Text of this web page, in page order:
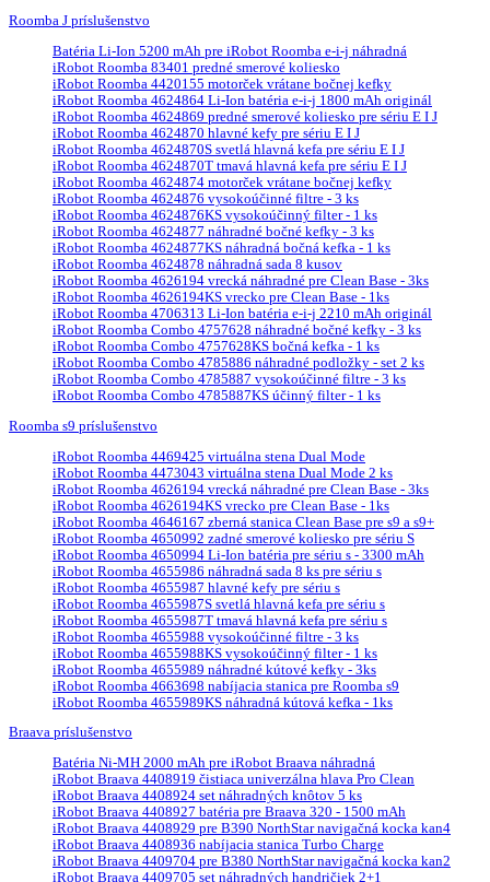
Roomba J príslušenstvo
Batéria Li-Ion 5200 mAh pre iRobot Roomba e-i-j náhradná
iRobot Roomba 83401 predné smerové koliesko
iRobot Roomba 4420155 motorček vrátane bočnej kefky
iRobot Roomba 4624864 Li-Ion batéria e-i-j 1800 mAh originál
iRobot Roomba 4624869 predné smerové koliesko pre sériu E I J
iRobot Roomba 4624870 hlavné kefy pre sériu E I J
iRobot Roomba 4624870S svetlá hlavná kefa pre sériu E I J
iRobot Roomba 4624870T tmavá hlavná kefa pre sériu E I J
iRobot Roomba 4624874 motorček vrátane bočnej kefky
iRobot Roomba 4624876 vysokoúčinné filtre - 3 ks
iRobot Roomba 4624876KS vysokoúčinný filter - 1 ks
iRobot Roomba 4624877 náhradné bočné kefky - 3 ks
iRobot Roomba 4624877KS náhradná bočná kefka - 1 ks
iRobot Roomba 4624878 náhradná sada 8 kusov
iRobot Roomba 4626194 vrecká náhradné pre Clean Base - 3ks
iRobot Roomba 4626194KS vrecko pre Clean Base - 1ks
iRobot Roomba 4706313 Li-Ion batéria e-i-j 2210 mAh originál
iRobot Roomba Combo 4757628 náhradné bočné kefky - 3 ks
iRobot Roomba Combo 4757628KS bočná kefka - 1 ks
iRobot Roomba Combo 4785886 náhradné podložky - set 2 ks
iRobot Roomba Combo 4785887 vysokoúčinné filtre - 3 ks
iRobot Roomba Combo 4785887KS účinný filter - 1 ks
Roomba s9 príslušenstvo
iRobot Roomba 4469425 virtuálna stena Dual Mode
iRobot Roomba 4473043 virtuálna stena Dual Mode 2 ks
iRobot Roomba 4626194 vrecká náhradné pre Clean Base - 3ks
iRobot Roomba 4626194KS vrecko pre Clean Base - 1ks
iRobot Roomba 4646167 zberná stanica Clean Base pre s9 a s9+
iRobot Roomba 4650992 zadné smerové koliesko pre sériu S
iRobot Roomba 4650994 Li-Ion batéria pre sériu s - 3300 mAh
iRobot Roomba 4655986 náhradná sada 8 ks pre sériu s
iRobot Roomba 4655987 hlavné kefy pre sériu s
iRobot Roomba 4655987S svetlá hlavná kefa pre sériu s
iRobot Roomba 4655987T tmavá hlavná kefa pre sériu s
iRobot Roomba 4655988 vysokoúčinné filtre - 3 ks
iRobot Roomba 4655988KS vysokoúčinný filter - 1 ks
iRobot Roomba 4655989 náhradné kútové kefky - 3ks
iRobot Roomba 4663698 nabíjacia stanica pre Roomba s9
iRobot Roomba 4655989KS náhradná kútová kefka - 1ks
Braava príslušenstvo
Batéria Ni-MH 2000 mAh pre iRobot Braava náhradná
iRobot Braava 4408919 čistiaca univerzálna hlava Pro Clean
iRobot Braava 4408924 set náhradných knôtov 5 ks
iRobot Braava 4408927 batéria pre Braava 320 - 1500 mAh
iRobot Braava 4408929 pre B390 NorthStar navigačná kocka kan4
iRobot Braava 4408936 nabíjacia stanica Turbo Charge
iRobot Braava 4409704 pre B380 NorthStar navigačná kocka kan2
iRobot Braava 4409705 set náhradných handričiek 2+1